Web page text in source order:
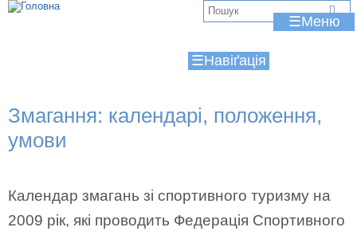
Jump to navigation
☰
☰
Змагання: календарі, положення,
умови
Календар змагань зі спортивного туризму на
2009 рік, які проводить Федерація Спортивного